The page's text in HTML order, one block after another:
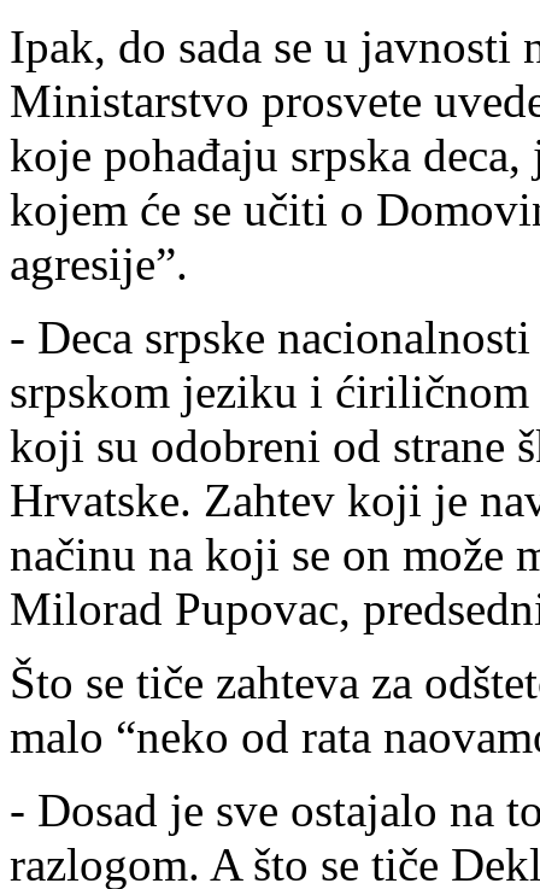
Ipak, do sada se u
Ministarstvo prosvete
koje pohađaju srpska
kojem će se učiti o
agresije”.
- Deca srpske
srpskom jeziku i ćiriličnom
koji su odobreni od strane
Hrvatske. Zahtev koji je
načinu na koji se on može
Milorad Pupovac,
Što se tiče zahteva za
malo “neko od rata
- Dosad je sve ostajalo na
razlogom. A što se tiče